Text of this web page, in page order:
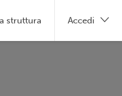
struttura Accedi